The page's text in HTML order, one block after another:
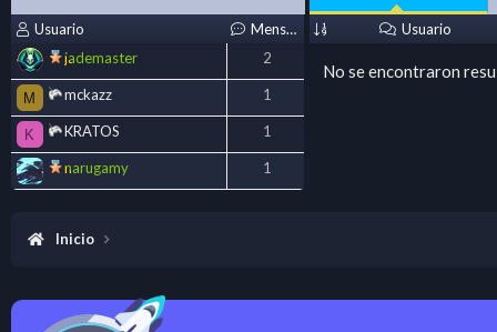
Usuario
Mensajes
jademaster
2
M mckazz 1
K KRATOS 1
narugamy 1
Usuario
No se encontraron
Inicio